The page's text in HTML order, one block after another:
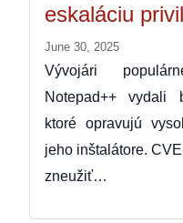
eskaláciu
June 30, 2025
Vývojári
Notepad++ vydali
ktoré opravujú
jeho inštalátore.
zneužiť…